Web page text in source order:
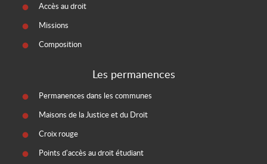
Accès au droit
Missions
Composition
Les permanences
Permanences dans les communes
Maisons de la Justice et du Droit
Croix rouge
Points d'accès au droit étudiant